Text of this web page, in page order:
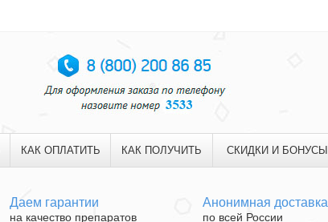
КАК ОПЛАТИТЬ КАК ПОЛУЧИТЬ СКИДКИ И БОНУСЫ
Даем гарантии
на качество препаратов
Анонимная доставка
по всей России